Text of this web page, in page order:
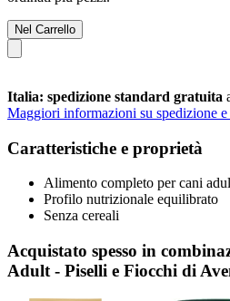
Nel Carrello
Italia: spedizione standard gratuita
Maggiori informazioni su spedizione e
Caratteristiche e proprietà
Alimento completo per cani
Profilo nutrizionale equilibrato
Senza cereali
Acquistato spesso in
Adult - Piselli e Fiocchi di